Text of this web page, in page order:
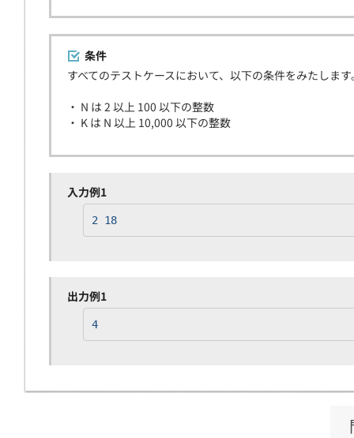
条件
すべてのテストケースにおいて、以下の条件をみたします
・ N は 2 以上 100 以下の整数
・ K は N 以上 10,000 以下の整数
入力例1
2 18
出力例1
4